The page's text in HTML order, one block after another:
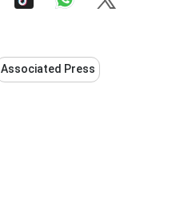
Associated Press